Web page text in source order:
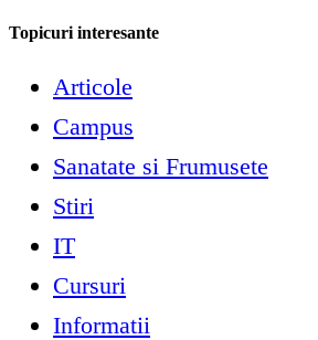
Topicuri interesante
Articole
Campus
Sanatate si Frumusete
Stiri
IT
Cursuri
Informatii